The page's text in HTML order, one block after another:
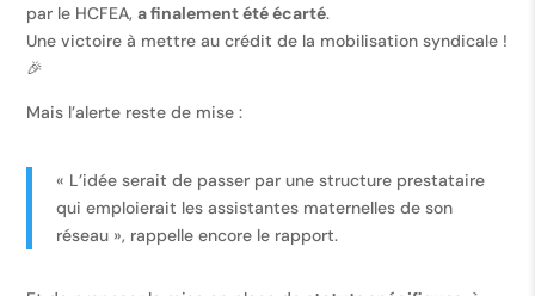
par le HCFEA,a finalement été écarté.
Une victoire à mettre au crédit de la mobilisation syndicale !
🎉
Mais l’alerte reste de mise :
« L’idée serait de passer par une structure prestataire
qui emploierait les assistantes maternelles de son
réseau », rappelle encore le rapport.